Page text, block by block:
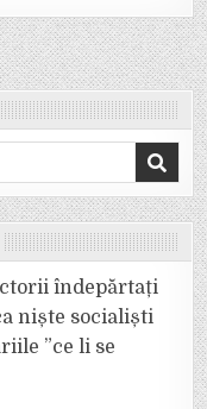
îndepărtați
niște socialiști
”ce li se